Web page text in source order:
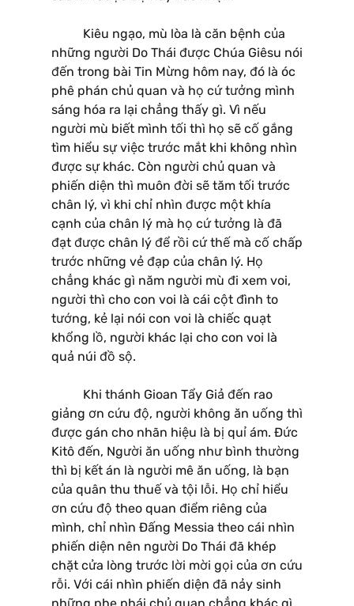
Kiêu ngạo, mù lòa là căn bệnh của
những người Do Thái được Chúa Giêsu nói
đến trong bài Tin Mừng hôm nay, đó là óc
phê phán chủ quan và họ cứ tưởng mình
sáng hóa ra lại chẳng thấy gì. Vì nếu
người mù biết mình tối thì họ sẽ cố gắng
tìm hiểu sự việc trước mắt khi không nhìn
được sự khác. Còn người chủ quan và
phiến diện thì muôn đời sẽ tăm tối trước
chân lý, vì khi chỉ nhìn được một khía
cạnh của chân lý mà họ cứ tưởng là đã
đạt được chân lý để rồi cứ thế mà cố chấp
trước những vẻ đạp của chân lý. Họ
chẳng khác gì năm người mù đi xem voi,
người thì cho con voi là cái cột đình to
tướng, kẻ lại nói con voi là chiếc quạt
khổng lồ, người khác lại cho con voi là
quả núi đồ sộ.
Khi thánh Gioan Tẩy Giả đến rao
giảng ơn cứu độ, người không ăn uống thì
được gán cho nhãn hiệu là bị quỉ ám. Ðức
Kitô đến, Người ăn uống như bình thường
thì bị kết án là người mê ăn uống, là bạn
của quân thu thuế và tội lỗi. Họ chỉ hiểu
ơn cứu độ theo quan điểm riêng của
mình, chỉ nhìn Ðấng Messia theo cái nhìn
phiến diện nên người Do Thái đã khép
chặt cửa lòng trước lời mời gọi của ơn cứu
rỗi. Với cái nhìn phiến diện đã nảy sinh
những phe phái chủ quan chẳng khác gì